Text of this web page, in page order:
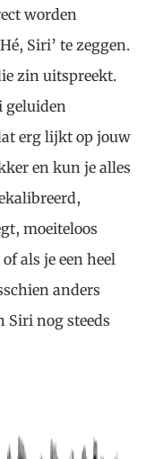
worden
Siri’ te zeggen.
zin uitspreekt.
geluiden
erg lijkt op jouw
en kun je alles
moeiteloos
als je een heel
anders
Siri nog steeds